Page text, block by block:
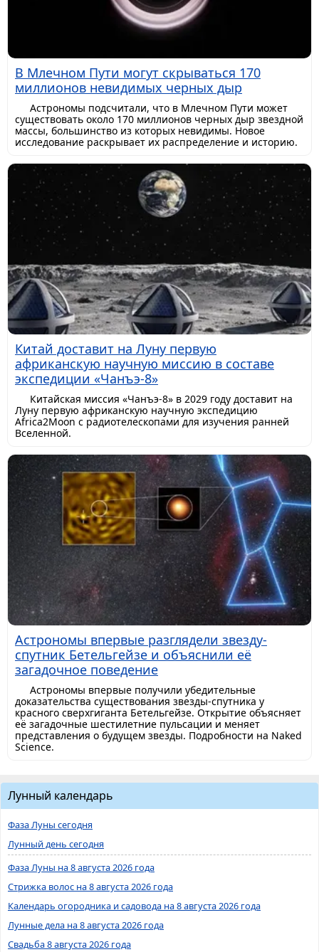
В Млечном Пути могут скрываться 170
миллионов невидимых черных дыр
Астрономы подсчитали, что в Млечном Пути может
существовать около 170 миллионов черных дыр звездной
массы, большинство из которых невидимы. Новое
исследование раскрывает их распределение и историю.
Китай доставит на Луну первую
африканскую научную миссию в составе
экспедиции «Чанъэ-8»
Китайская миссия «Чанъэ-8» в 2029 году доставит на
Луну первую африканскую научную экспедицию
Africa2Moon с радиотелескопами для изучения ранней
Вселенной.
Астрономы впервые разглядели звезду-
спутник Бетельгейзе и объяснили её
загадочное поведение
Астрономы впервые получили убедительные
доказательства существования звезды-спутника у
красного сверхгиганта Бетельгейзе. Открытие объясняет
её загадочные шестилетние пульсации и меняет
представления о будущем звезды. Подробности на Naked
Science.
Лунный календарь
Фаза Луны сегодня
Лунный день сегодня
Фаза Луны на 8 августа 2026 года
Стрижка волос на 8 августа 2026 года
Календарь огородника и садовода на 8 августа 2026 года
Лунные дела на 8 августа 2026 года
Свадьба 8 августа 2026 года